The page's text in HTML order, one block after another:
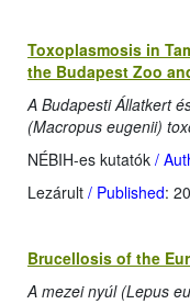
Toxoplasmosis in
the Budapest Zoo
A Budapesti Állatkert
(Macropus eugenii)
NÉBIH-es kutatók /
Lezárult / Published:
Brucellosis of the
A mezei nyúl (Lepus